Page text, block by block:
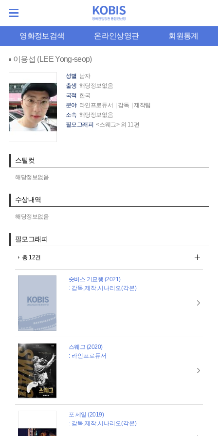
영화정보검색 온라인상영관 회원통계
이용섭 (LEE Yong-seop)
성별 남자
출생 해당정보없음
국적 한국
분야 라인프로듀서 | 감독 | 제작팀
소속 해당정보없음
필모그래피 <스웨그> 외 11편
스틸컷
해당정보없음
수상내역
해당정보없음
필모그래피
총 12건
숏버스 기묘행 (2021)
: 감독,제작,시나리오(각본)
스웨그 (2020)
: 라인프로듀서
포 세일 (2019)
: 감독,제작,시나리오(각본)